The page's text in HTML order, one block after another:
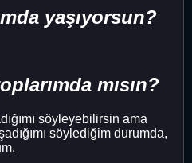
yaşıyorsun?
mısın?
söyleyebilirsin ama
söylediğim durumda,